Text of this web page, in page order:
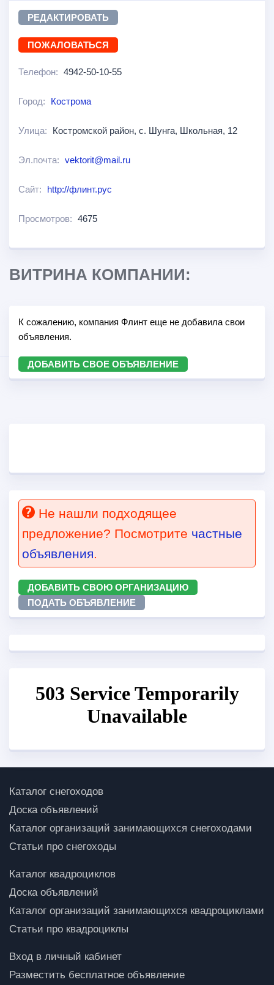
РЕДАКТИРОВАТЬ
ПОЖАЛОВАТЬСЯ
Телефон: 4942-50-10-55
Город: Кострома
Улица: Костромской район, с. Шунга, Школьная, 12
Эл.почта: vektorit@mail.ru
Сайт: http://флинт.рус
Просмотров: 4675
ВИТРИНА КОМПАНИИ:
К сожалению, компания Флинт еще не добавила свои
объявления.
ДОБАВИТЬ СВОЕ ОБЪЯВЛЕНИЕ
Не нашли подходящее
предложение? Посмотрите частные
объявления.
ДОБАВИТЬ СВОЮ ОРГАНИЗАЦИЮ
ПОДАТЬ ОБЪЯВЛЕНИЕ
Каталог снегоходов
Доска объявлений
Каталог организаций занимающихся снегоходами
Статьи про снегоходы
Каталог квадроциклов
Доска объявлений
Каталог организаций занимающихся квадроциклами
Статьи про квадроциклы
Вход в личный кабинет
Разместить бесплатное объявление